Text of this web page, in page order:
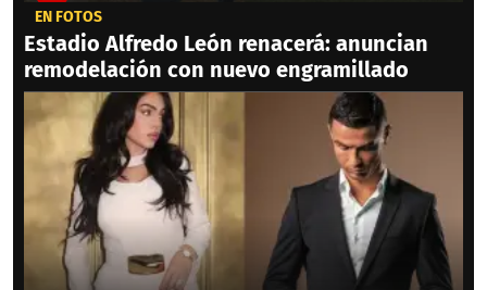
EN FOTOS
Estadio Alfredo León renacerá: anuncian
remodelación con nuevo engramillado